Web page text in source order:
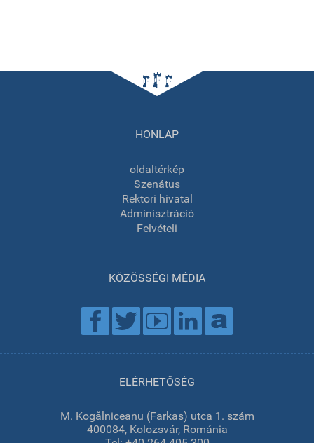
HONLAP
oldaltérkép
Szenátus
Rektori hivatal
Adminisztráció
Felvételi
KÖZÖSSÉGI MÉDIA
ELÉRHETŐSÉG
M. Kogălniceanu (Farkas) utca 1. szám
400084, Kolozsvár, Románia